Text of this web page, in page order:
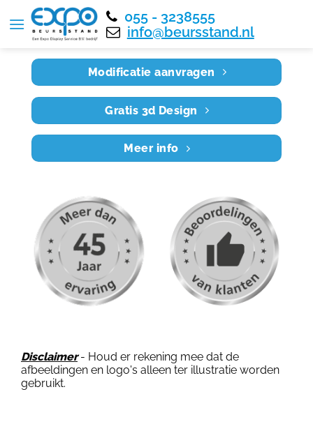
055 - 3238555
info@beursstand.nl
Home RE3X3 037
Modificatie aanvragen
Gratis 3d Design
Meer info
Disclaimer- Houd er rekening mee dat de
afbeeldingen en logo's alleen ter illustratie worden
gebruikt.